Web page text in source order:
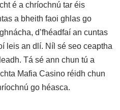
é a chríochnú tar éis
a bheith faoi ghlas go
d’fhéadfaí an cuntas
leis an dlí. Níl sé seo ceaptha
Tá sé ann chun tú a
Mafia Casino réidh chun
go héasca.